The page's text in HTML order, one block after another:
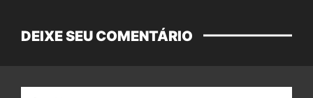
DEIXE SEU COMENTÁRIO